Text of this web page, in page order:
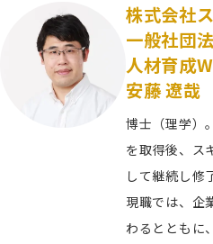
株式会社
一般社団
人材育成
安藤 遼哉
博士（理学）
を取得後、ス
して継続し修
現職では、企
わるとともに